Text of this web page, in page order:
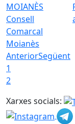
Consell
Comarcal
Moianès
AnteriorSegüent
1
2
Xarxes socials: